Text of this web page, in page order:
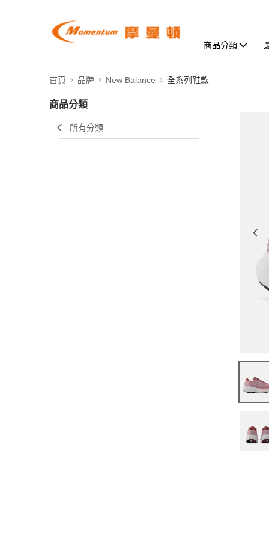
商品分類
首頁 品牌 New Balance 全系列鞋款
商品分類
所有分類